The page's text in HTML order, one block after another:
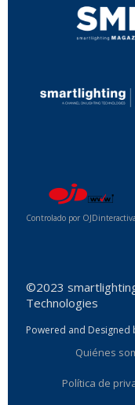
Controlado por OJDinteractiva
©2023
Technologies
Powered and Designed
Quiénes
Política de